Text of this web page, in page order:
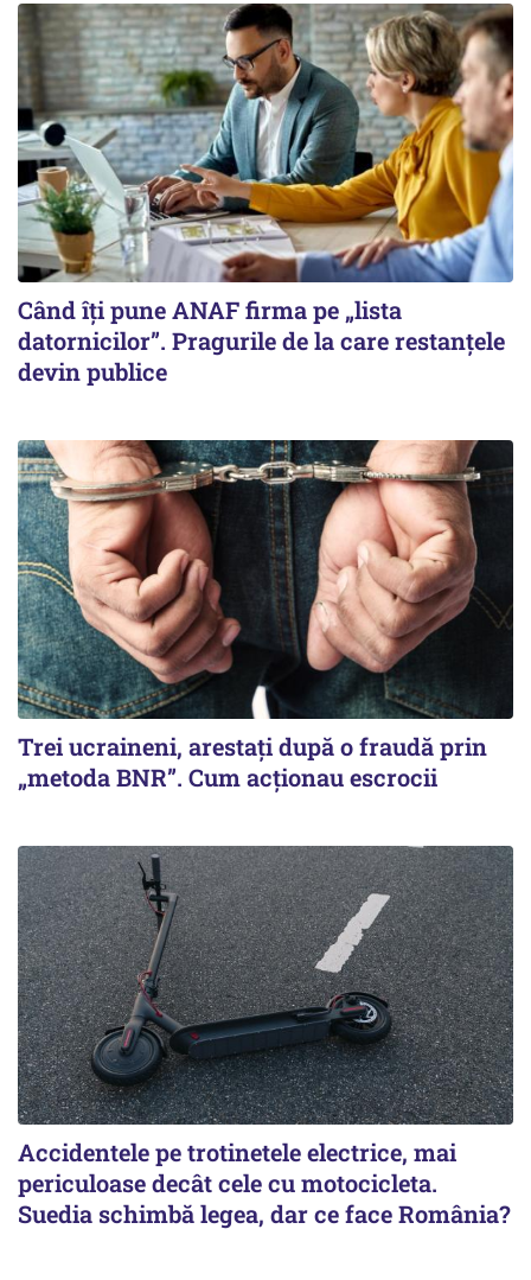
Când îți pune ANAF firma pe „lista
datornicilor”. Pragurile de la care restanțele
devin publice
Trei ucraineni, arestați după o fraudă prin
„metoda BNR”. Cum acționau escrocii
Accidentele pe trotinetele electrice, mai
periculoase decât cele cu motocicleta.
Suedia schimbă legea, dar ce face România?